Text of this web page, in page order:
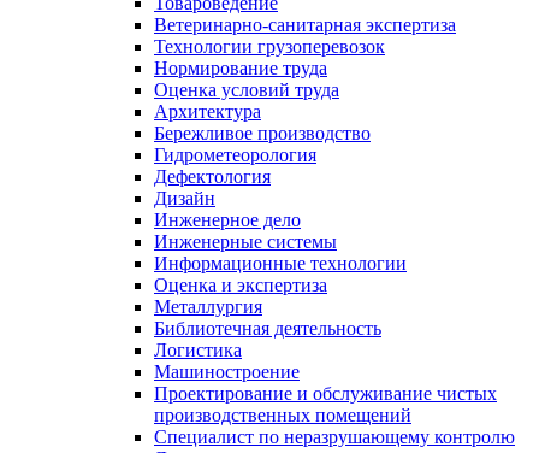
Ветеринарно-санитарная экспертиза
Технологии грузоперевозок
Нормирование труда
Оценка условий труда
Архитектура
Бережливое производство
Гидрометеорология
Дефектология
Дизайн
Инженерное дело
Инженерные системы
Информационные технологии
Оценка и экспертиза
Металлургия
Библиотечная деятельность
Логистика
Машиностроение
Проектирование и обслуживание чистых
производственных помещений
Специалист по неразрушающему контролю